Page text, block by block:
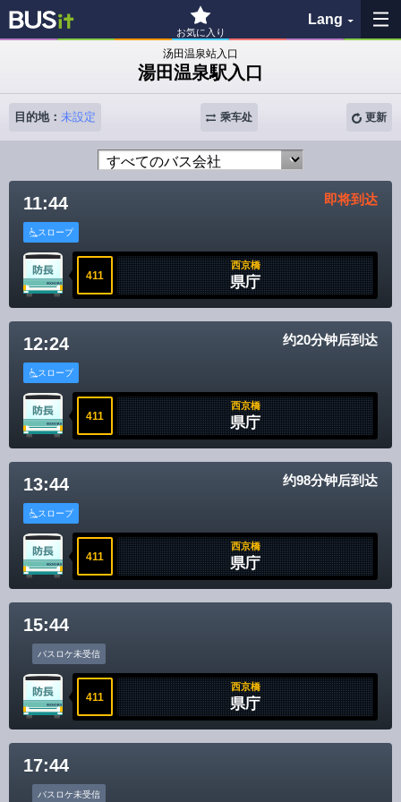
お気に入り
Lang
收藏夹
历史记录
各バス会社リンク先
問題を報告
BUSit使用指南
免责事项
汤田温泉站入口
湯田温泉駅入口
目的地： 未設定 更新
乘车处
11:44 即将到达
スロープ
411
西京橋
県庁
12:24 约20分钟后到达
スロープ
411
西京橋
県庁
13:44 约98分钟后到达
スロープ
411
西京橋
県庁
15:44
バスロケ未受信
411
西京橋
県庁
17:44
バスロケ未受信